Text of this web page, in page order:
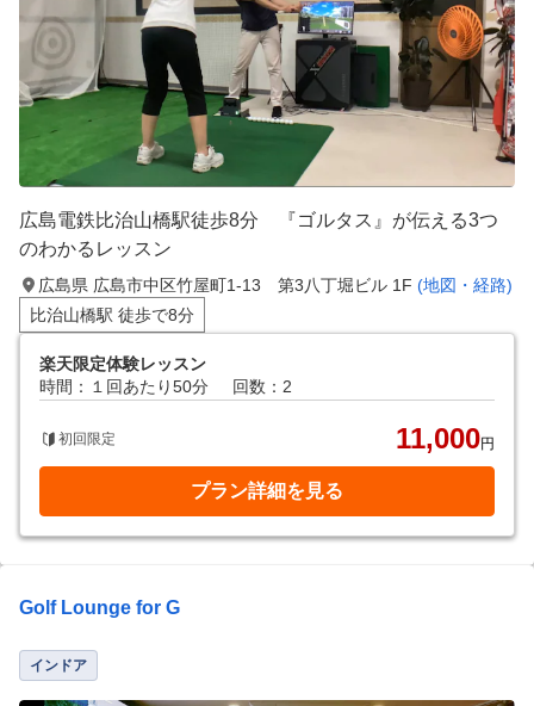
広島電鉄比治山橋駅徒歩8分 『ゴルタス』が伝える3つ
のわかるレッスン
広島県 広島市中区竹屋町1-13 第3八丁堀ビル 1F (地図・経路)
比治山橋駅 徒歩で8分
楽天限定体験レッスン
時間：１回あたり50分
回数：2
初回限定 11,000円
プラン詳細を見る
Golf Lounge for G
インドア